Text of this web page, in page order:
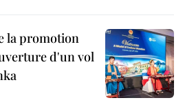
la promotion
d'un vol